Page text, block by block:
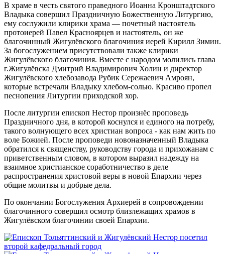
В храме в честь святого праведного Иоанна Кронштадтского
Владыка совершил Праздничную Божественную Литургию,
ему сослужили клирики храма — почетный настоятель
протоиерей Павел Красноярцев и настоятель, он же
благочинный Жигулёвского благочиния иерей Кирилл Зимин.
За богослужением присутствовали также клирики
Жигулёвского благочиния. Вместе с народом молились глава
г.Жигулёвска Дмитрий Владимирович Холин и директор
Жигулёвского хлебозавода Рубик Сережаевич Амроян,
которые встречали Владыку хлебом-солью. Красиво пропел
песнопения Литургии приходской хор.
После литургии епископ Нестор произнёс проповедь
Праздничного дня, в которой коснулся и единого на потребу,
такого волнующего всех христиан вопроса - как нам жить по
воле Божией. После проповеди новоназначенный Владыка
обратился к священству, руководству города и прихожанам с
приветственным словом, в котором выразил надежду на
взаимное христианское соработничество в деле
распространения христовой веры в новой Епархии через
общие молитвы и добрые дела.
По окончании Богослужения Архиерей в сопровождении
благочинного совершил осмотр близлежащих храмов в
Жигулёвском благочинии своей Епархии.